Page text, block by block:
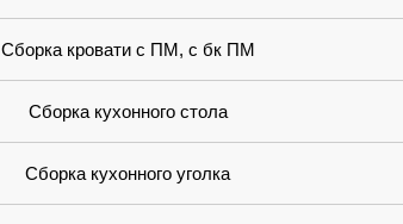
Сборка кровати с ПМ, с бк ПМ
Сборка кухонного стола
Сборка кухонного уголка